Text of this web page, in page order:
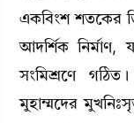
একবিংশ শতকের
আদর্শিক নির্মাণ,
সংমিশ্রণে
মুহাম্মদের